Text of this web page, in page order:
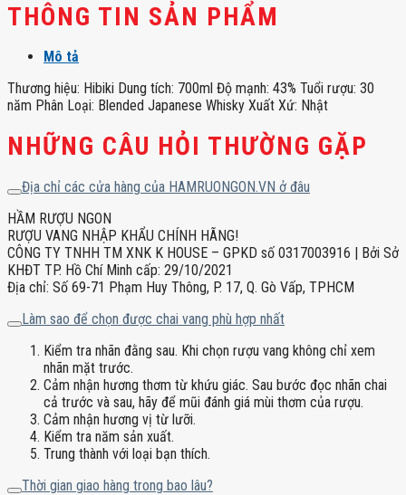
THÔNG TIN SẢN PHẨM
Mô tả
Thương hiệu: Hibiki Dung tích: 700ml Độ mạnh: 43% Tuổi rượu: 30
năm Phân Loại: Blended Japanese Whisky Xuất Xứ: Nhật
NHỮNG CÂU HỎI THƯỜNG GẶP
Địa chỉ các cửa hàng của HAMRUONGON.VN ở đâu
HẦM RƯỢU NGON
RƯỢU VANG NHẬP KHẨU CHÍNH HÃNG!
CÔNG TY TNHH TM XNK K HOUSE – GPKD số 0317003916 | Bởi Sở
KHĐT TP. Hồ Chí Minh cấp: 29/10/2021
Địa chỉ: Số 69-71 Phạm Huy Thông, P. 17, Q. Gò Vấp, TPHCM
Làm sao để chọn được chai vang phù hợp nhất
Kiểm tra nhãn đằng sau. Khi chọn rượu vang không chỉ xem
nhãn mặt trước.
Cảm nhận hương thơm từ khứu giác. Sau bước đọc nhãn chai
cả trước và sau, hãy để mũi đánh giá mùi thơm của rượu.
Cảm nhận hương vị từ lưỡi.
Kiểm tra năm sản xuất.
Trung thành với loại bạn thích.
Thời gian giao hàng trong bao lâu?